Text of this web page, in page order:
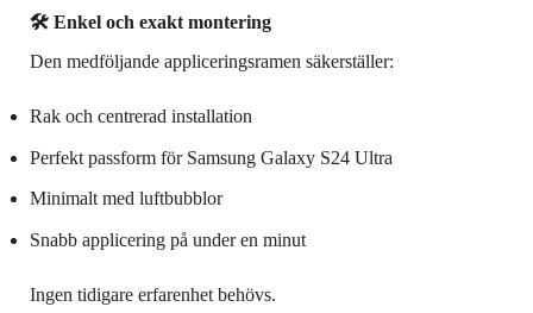
🛠 Enkel och exakt montering
Den medföljande appliceringsramen säkerställer:
Rak och centrerad installation
Perfekt passform för Samsung Galaxy S24 Ultra
Minimalt med luftbubblor
Snabb applicering på under en minut
Ingen tidigare erfarenhet behövs.